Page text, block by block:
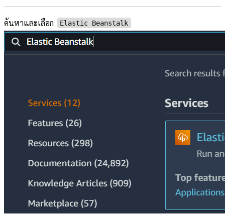
ค้นหาและเลือก Elastic Beanstalk